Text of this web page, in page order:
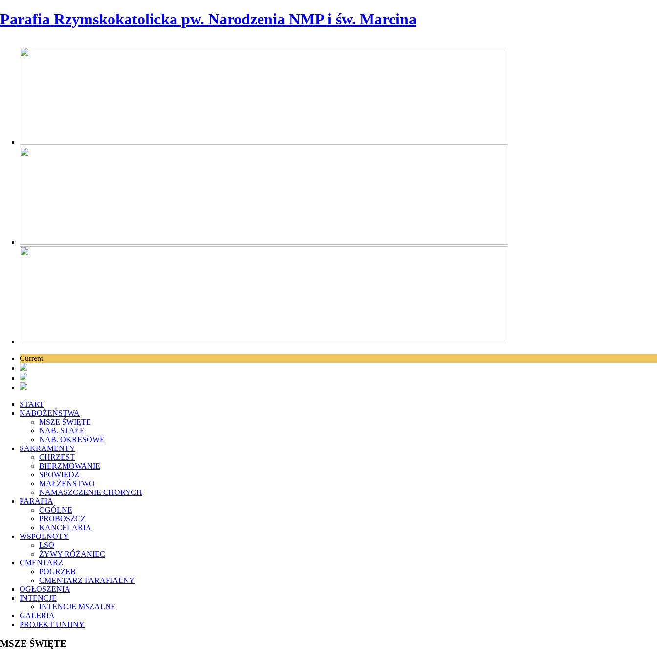
Parafia Rzymskokatolicka pw. Narodzenia NMP i św. Marcina
Current
START
NABOŻEŃSTWA
MSZE ŚWIĘTE
NAB. STAŁE
NAB. OKRESOWE
SAKRAMENTY
CHRZEST
BIERZMOWANIE
SPOWIEDŹ
MAŁŻEŃSTWO
NAMASZCZENIE CHORYCH
PARAFIA
OGÓLNE
PROBOSZCZ
KANCELARIA
WSPÓLNOTY
LSO
ŻYWY RÓŻANIEC
CMENTARZ
POGRZEB
CMENTARZ PARAFIALNY
OGŁOSZENIA
INTENCJE
INTENCJE MSZALNE
GALERIA
PROJEKT UNIJNY
MSZE ŚWIĘTE